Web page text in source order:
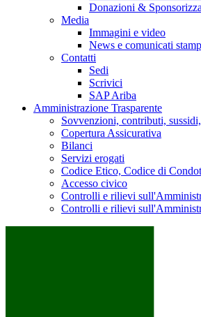
Donazioni &
Media
Immagini e video
News e comunicati
Contatti
Sedi
Scrivici
SAP Ariba
Amministrazione Trasparente
Sovvenzioni, contributi,
Copertura Assicurativa
Bilanci
Servizi erogati
Codice Etico, Codice di
Accesso civico
Controlli e rilievi
Controlli e rilievi